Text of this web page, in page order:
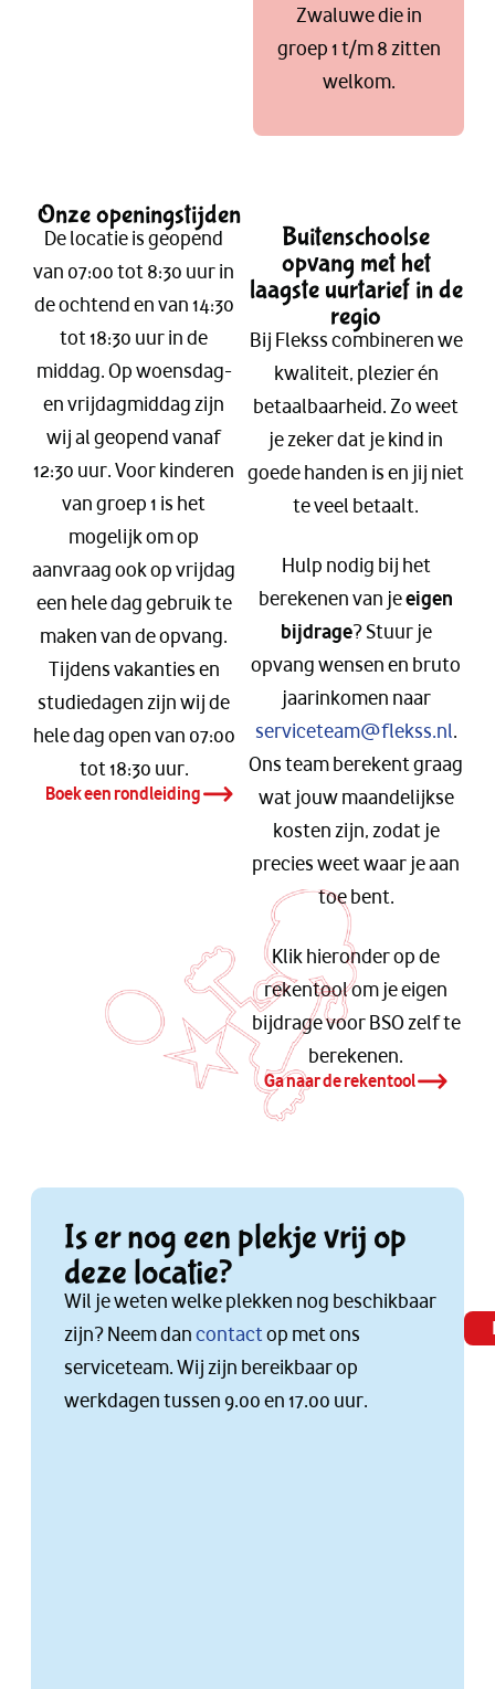
Zwaluwe die in
groep 1 t/m 8 zitten
welkom.
Onze openingstijden
De locatie is geopend
van 07:00 tot 8:30 uur in
de ochtend en van 14:30
tot 18:30 uur in de
middag. Op woensdag-
en vrijdagmiddag zijn
wij al geopend vanaf
12:30 uur. Voor kinderen
van groep 1 is het
mogelijk om op
aanvraag ook op vrijdag
een hele dag gebruik te
maken van de opvang.
Tijdens vakanties en
studiedagen zijn wij de
hele dag open van 07:00
tot 18:30 uur.
Boek een rondleiding
Buitenschoolse
opvang met het
laagste uurtarief in de
regio
Bij Flekss combineren we
kwaliteit, plezier én
betaalbaarheid. Zo weet
je zeker dat je kind in
goede handen is en jij niet
te veel betaalt.
Hulp nodig bij het
berekenen van jeeigen
bijdrage? Stuur je
opvang wensen en bruto
jaarinkomen naar
serviceteam@flekss.nl.
Ons team berekent graag
wat jouw maandelijkse
kosten zijn, zodat je
precies weet waar je aan
toe bent.
Klik hieronder op de
rekentool om je eigen
bijdrage voor BSO zelf te
berekenen.
Ga naar de rekentool
Is er nog een plekje vrij op
deze locatie?
Wil je weten welke plekken nog beschikbaar
zijn? Neem dancontactop met ons
serviceteam. Wij zijn bereikbaar op
werkdagen tussen 9.00 en 17.00 uur.